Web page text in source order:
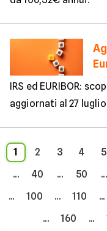
IRS ed EURIBOR:
aggiornati al 27 luglio
1 2 3 4 5
...
40 ... 50 ...
...
100 ... 110 ...
...
160 ...